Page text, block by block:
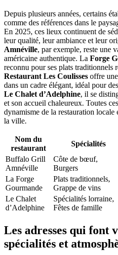
Depuis plusieurs années, certains
comme des références dans le
En 2025, ces lieux continuent de
leur qualité, leur ambiance et leur
Amnéville, par exemple, reste une
américaine authentique. La Forge
reconnu pour ses plats traditionnels
Restaurant Les Coulisses offre
dans un cadre élégant, idéal pour
Le Chalet d’Adelphine, il se
et son accueil chaleureux. Toutes
dynamisme de la restauration
la ville.
Nom du
restaurant
Spécialités
Buffalo Grill
Amnéville
Côte de bœuf,
Burgers
La Forge
Gourmande
Plats traditionnels,
Grappe de vins
Le Chalet
d’Adelphine
Spécialités lorraine,
Fêtes de famille
Les adresses qui font
spécialités et